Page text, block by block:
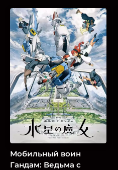
Мобильный воин
Гандам: Ведьма с